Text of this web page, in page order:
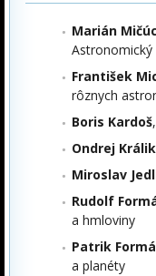
Marián
Astronomický
František
rôznych
Boris Kardoš,
Ondrej Králik
Miroslav
Rudolf
a hmloviny
Patrik
a planéty